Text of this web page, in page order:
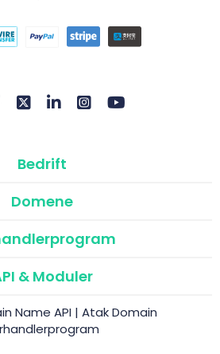
Bedrift
Domene
& Moduler
Name API | Atak Domain